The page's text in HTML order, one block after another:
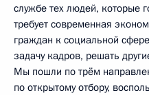
службе тех людей, которые
требует современная
граждан к социальной
задачу кадров, решать
Мы пошли по трём
по открытому отбору,